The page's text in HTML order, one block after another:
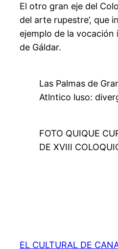
El otro gran eje del
del arte rupestre’, que
ejemplo de la
de Gáldar.
Las Palmas de
Atlntico luso:
FOTO QUIQUE
DE XVIII
EL CULTURAL DE